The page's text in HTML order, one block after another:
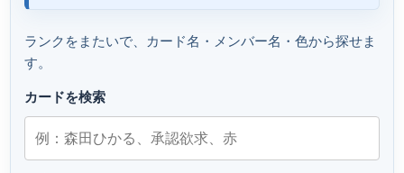
ランクをまたいで、カード名・メンバー名・色から探せま
す。
カードを検索